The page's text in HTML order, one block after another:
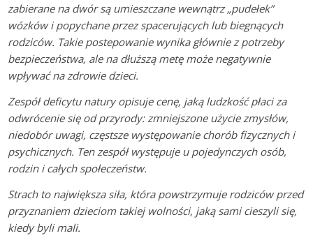
zabierane na dwór są umieszczane wewnątrz „pudełek”
wózków i popychane przez spacerujących lub biegnących
rodziców. Takie postepowanie wynika głównie z potrzeby
bezpieczeństwa, ale na dłuższą metę może negatywnie
wpływać na zdrowie dzieci.
Zespół deficytu natury opisuje cenę, jaką ludzkość płaci za
odwrócenie się od przyrody: zmniejszone użycie zmysłów,
niedobór uwagi, częstsze występowanie chorób fizycznych i
psychicznych. Ten zespół występuje u pojedynczych osób,
rodzin i całych społeczeństw.
Strach to największa siła, która powstrzymuje rodziców przed
przyznaniem dzieciom takiej wolności, jaką sami cieszyli się,
kiedy byli mali.